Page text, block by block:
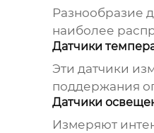
Разнообразие
наиболее
Датчики
Эти датчики
поддержания
Датчики
Измеряют